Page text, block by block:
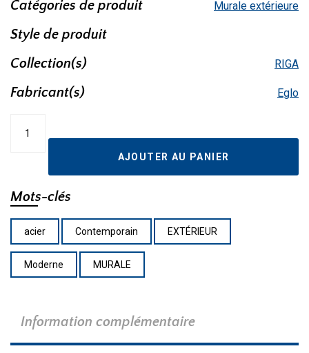
Catégories de produit Murale extérieure
Style de produit
Collection(s)
RIGA
Fabricant(s) Eglo
AJOUTER AU PANIER
Mots-clés
acier Contemporain EXTÉRIEUR
Moderne MURALE
Information complémentaire